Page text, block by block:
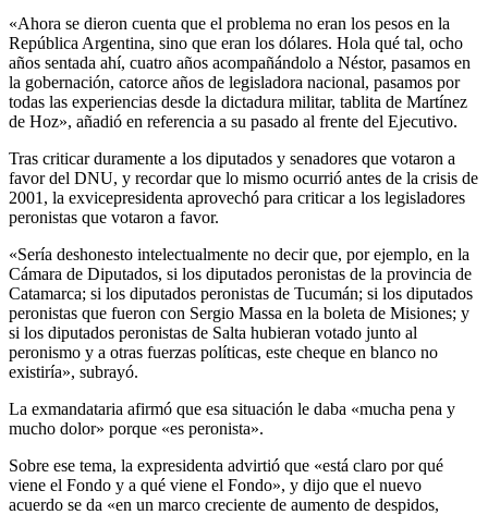
«Ahora se dieron cuenta que el problema no eran los pesos en la
República Argentina, sino que eran los dólares. Hola qué tal, ocho
años sentada ahí, cuatro años acompañándolo a Néstor, pasamos en
la gobernación, catorce años de legisladora nacional, pasamos por
todas las experiencias desde la dictadura militar, tablita de Martínez
de Hoz», añadió en referencia a su pasado al frente del Ejecutivo.
Tras criticar duramente a los diputados y senadores que votaron a
favor del DNU, y recordar que lo mismo ocurrió antes de la crisis de
2001, la exvicepresidenta aprovechó para criticar a los legisladores
peronistas que votaron a favor.
«Sería deshonesto intelectualmente no decir que, por ejemplo, en la
Cámara de Diputados, si los diputados peronistas de la provincia de
Catamarca; si los diputados peronistas de Tucumán; si los diputados
peronistas que fueron con Sergio Massa en la boleta de Misiones; y
si los diputados peronistas de Salta hubieran votado junto al
peronismo y a otras fuerzas políticas, este cheque en blanco no
existiría», subrayó.
La exmandataria afirmó que esa situación le daba «mucha pena y
mucho dolor» porque «es peronista».
Sobre ese tema, la expresidenta advirtió que «está claro por qué
viene el Fondo y a qué viene el Fondo», y dijo que el nuevo
acuerdo se da «en un marco creciente de aumento de despidos,